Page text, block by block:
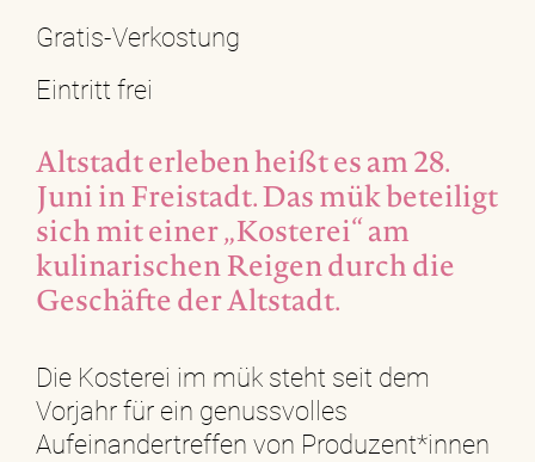
Gratis-Verkostung
Eintritt frei
Altstadt erleben heißt es am 28.
Juni in Freistadt. Das mük beteiligt
sich mit einer „Kosterei“ am
kulinarischen Reigen durch die
Geschäfte der Altstadt.
Die Kosterei im mük steht seit dem
Vorjahr für ein genussvolles
Aufeinandertreffen von Produzent*innen